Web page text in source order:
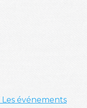
Les événements